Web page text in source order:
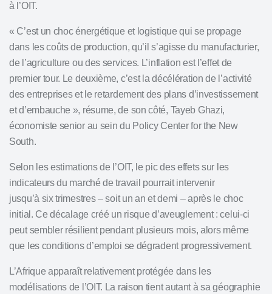
à l’OIT.
« C’est un choc énergétique et logistique qui se propage
dans les coûts de production, qu’il s’agisse du manufacturier,
de l’agriculture ou des services. L’inflation est l’effet de
premier tour. Le deuxième, c’est la décélération de l’activité
des entreprises et le retardement des plans d’investissement
et d’embauche », résume, de son côté, Tayeb Ghazi,
économiste senior au sein du Policy Center for the New
South.
Selon les estimations de l’OIT, le pic des effets sur les
indicateurs du marché de travail pourrait intervenir
jusqu’à six trimestres – soit un an et demi – après le choc
initial. Ce décalage créé un risque d’aveuglement : celui-ci
peut sembler résilient pendant plusieurs mois, alors même
que les conditions d’emploi se dégradent progressivement.
L’Afrique apparaît relativement protégée dans les
modélisations de l’OIT. La raison tient autant à sa géographie